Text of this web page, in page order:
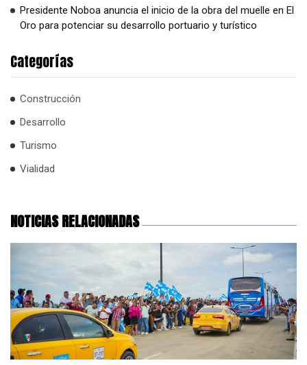
Presidente Noboa anuncia el inicio de la obra del muelle en El
Oro para potenciar su desarrollo portuario y turístico
Categorías
Construcción
Desarrollo
Turismo
Vialidad
NOTICIAS RELACIONADAS